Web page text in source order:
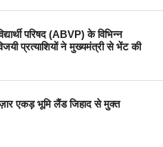
परिषद (ABVP) के विभिन्न
प्रत्याशियों ने मुख्यमंत्री से भेंट की
एकड़ भूमि लैंड जिहाद से मुक्त